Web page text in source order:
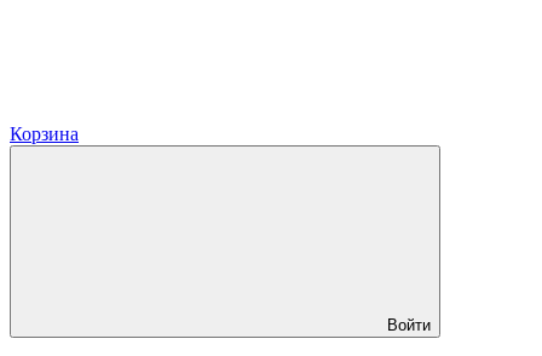
Корзина
Войти